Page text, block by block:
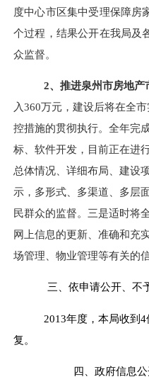
度中心市区集中受理保障房
个过程， 结果公开在我局及
众监督。
2、 推进泉州市房地产
入360万元， 建设后将在全
控措施的贯彻执行。全年完
标、软件开发，目前正在进
总体情况、详细布局、建设
示，多形式、多渠道、多层
民群众的监督。三是适时将
网上信息的更新、准确和充
场管理、物业管理等有关的
三、依申请公开、不
2013年度，本局收到4
复 。
四、政府信息